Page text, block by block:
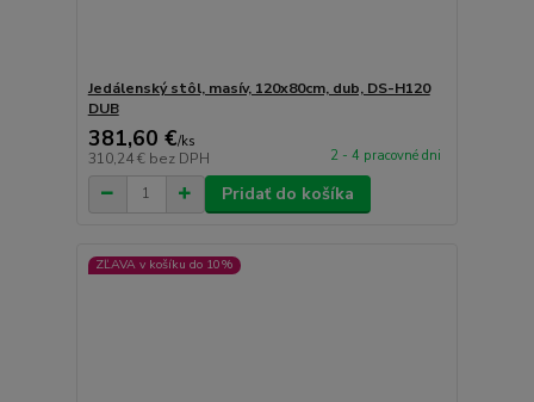
Jedálenský stôl, masív, 120x80cm, dub, DS-H120
DUB
381,60 €/ks
310,24 € bez DPH 2 - 4 pracovné dni
Pridať do košíka
ZĽAVA v košíku do 10%